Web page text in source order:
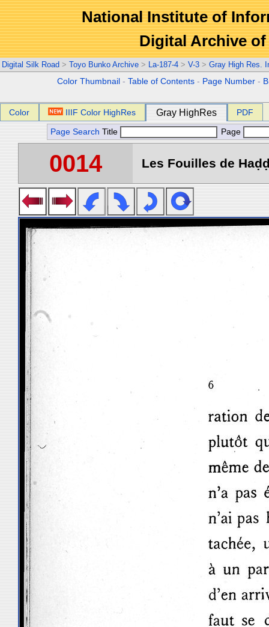
National Institute of
Digital Archive
Digital Silk Road > Toyo Bunko Archive > La-187-4 > V-3 > Gray High Res.
Color Thumbnail -Table of Contents - Page Number -
Color IIIF Color HighRes Gray HighRes PDF
Page Search Title Page
0014 Les Fouilles de